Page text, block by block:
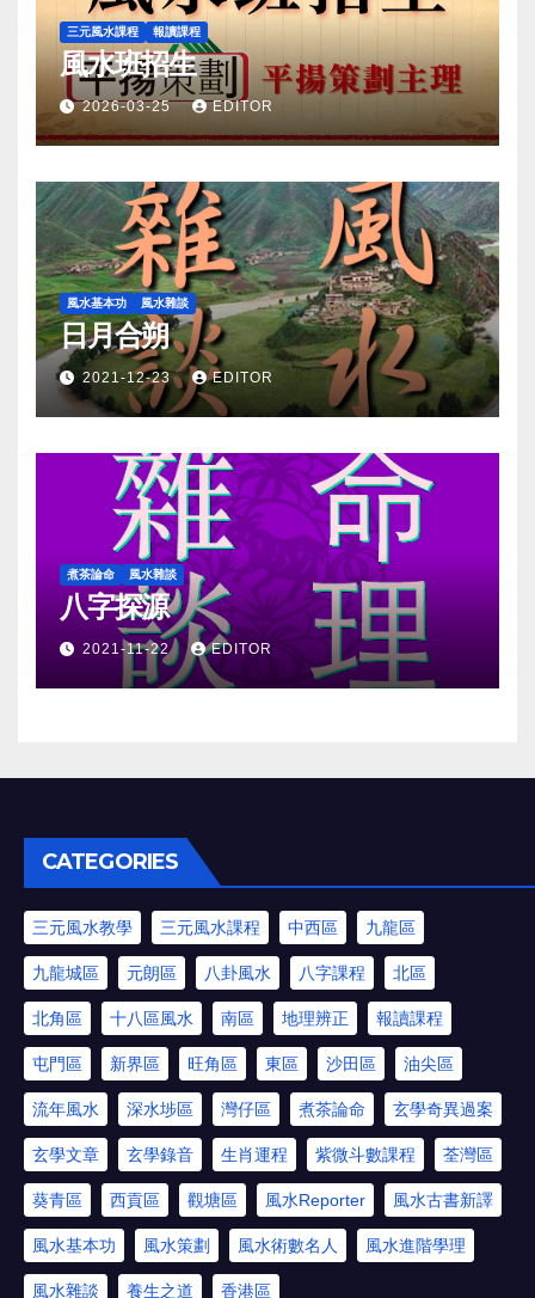
三元風水課程 報讀課程
風水班招生
2026-03-25 EDITOR
風水基本功 風水雜談
日月合朔
2021-12-23 EDITOR
煮茶論命 風水雜談
八字探源
2021-11-22 EDITOR
CATEGORIES
三元風水教學 三元風水課程 中西區 九龍區
九龍城區 元朗區 八卦風水 八字課程 北區
北角區 十八區風水 南區 地理辨正 報讀課程
屯門區 新界區 旺角區 東區 沙田區 油尖區
流年風水 深水埗區 灣仔區 煮茶論命 玄學奇異過案
玄學文章 玄學錄音 生肖運程 紫微斗數課程 荃灣區
葵青區 西貢區 觀塘區 風水Reporter 風水古書新譯
風水基本功 風水策劃 風水術數名人 風水進階學理
風水雜談 養生之道 香港區